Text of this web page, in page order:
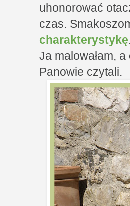
uhonorować
czas.
charakterystykę
Ja malowałam,
Panowie czytali.